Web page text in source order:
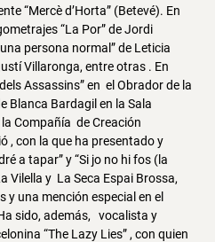
“Mercè d’Horta” (Betevé). En
“La Por” de Jordi
persona normal” de Leticia
Villaronga, entre otras . En
Assassins” en el Obrador de la
Blanca Bardagil en la Sala
Compañía de Creación
, con la que ha presentado y
a tapar” y “Si jo no hi fos (la
Vilella y La Seca Espai Brossa,
una mención especial en el
sido, además, vocalista y
“The Lazy Lies” , con quien